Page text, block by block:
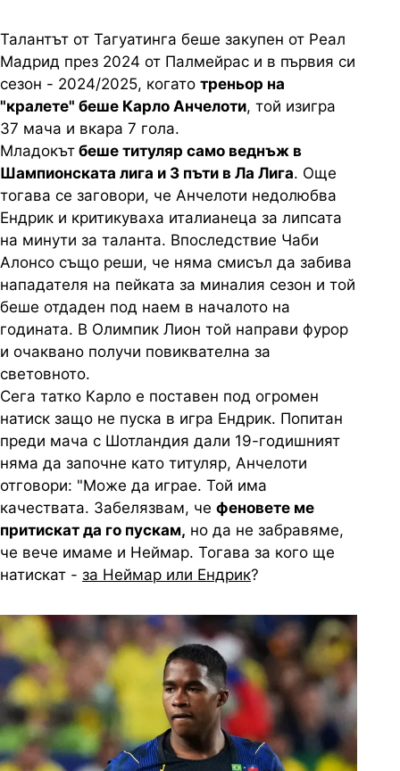
Талантът от Тагуатинга беше закупен от Реал
Мадрид през 2024 от Палмейрас и в първия си
сезон - 2024/2025, когато треньор на
"кралете" беше Карло Анчелоти, той изигра
37 мача и вкара 7 гола.
Младокът беше титуляр само веднъж в
Шампионската лига и 3 пъти в Ла Лига. Още
тогава се заговори, че Анчелоти недолюбва
Ендрик и критикуваха италианеца за липсата
на минути за таланта. Впоследствие Чаби
Алонсо също реши, че няма смисъл да забива
нападателя на пейката за миналия сезон и той
беше отдаден под наем в началото на
годината. В Олимпик Лион той направи фурор
и очаквано получи повиквателна за
световното.
Сега татко Карло е поставен под огромен
натиск защо не пуска в игра Ендрик. Попитан
преди мача с Шотландия дали 19-годишният
няма да започне като титуляр, Анчелоти
отговори: "Може да играе. Той има
качествата. Забелязвам, че феновете ме
притискат да го пускам, но да не забравяме,
че вече имаме и Неймар. Тогава за кого ще
натискат - за Неймар или Ендрик?